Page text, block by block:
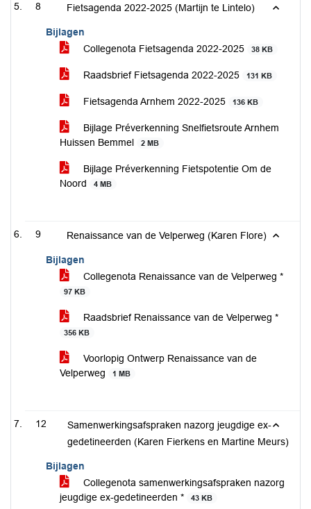
8 Fietsagenda 2022-2025 (Martijn te Lintelo)
Bijlagen
Collegenota Fietsagenda 2022-2025
38 KB
Raadsbrief Fietsagenda 2022-2025 131 KB
Fietsagenda Arnhem 2022-2025 136 KB
Bijlage Préverkenning Snelfietsroute Arnhem
Huissen Bemmel
2 MB
Bijlage Préverkenning Fietspotentie Om de
Noord
4 MB
9 Renaissance van de Velperweg (Karen Flore)
Bijlagen
Collegenota Renaissance van de Velperweg *
97 KB
Raadsbrief Renaissance van de Velperweg *
356 KB
Voorlopig Ontwerp Renaissance van de
Velperweg
1 MB
12
Samenwerkingsafspraken nazorg jeugdige ex-
gedetineerden (Karen Fierkens en Martine Meurs)
Bijlagen
Collegenota samenwerkingsafspraken nazorg
jeugdige ex-gedetineerden *
43 KB